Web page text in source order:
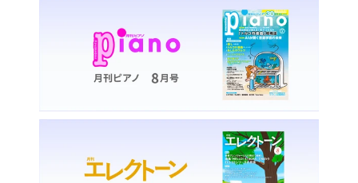
カテゴリ一覧